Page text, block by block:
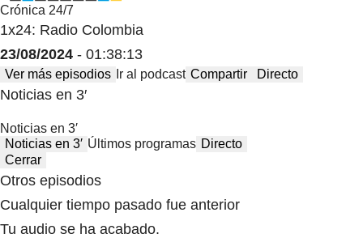
Crónica 24/7
1x24: Radio Colombia
23/08/2024 - 01:38:13
Ver más episodios Ir al podcast Compartir Directo
Noticias en 3′
Noticias en 3′
Noticias en 3′ Últimos programas Directo
Cerrar
Otros episodios
Cualquier tiempo pasado fue anterior
Tu audio se ha acabado.